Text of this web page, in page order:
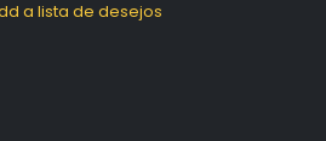
a lista de desejos